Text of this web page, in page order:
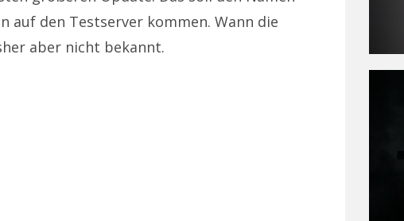
auf den Testserver kommen. Wann die
aber nicht bekannt.